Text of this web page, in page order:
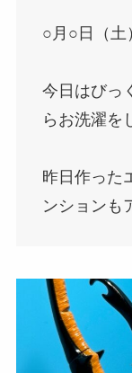
○月○日（土
今日はびっ
らお洗濯を
昨日作った
ンションも